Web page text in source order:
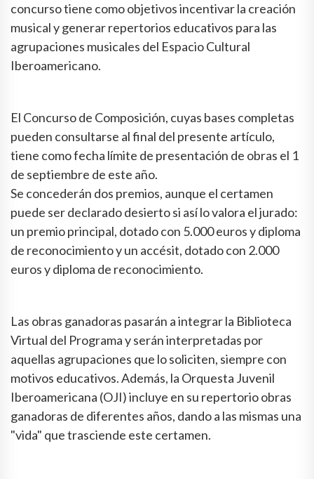
concurso tiene como objetivos incentivar la creación
musical y generar repertorios educativos para las
agrupaciones musicales del Espacio Cultural
Iberoamericano.
El Concurso de Composición, cuyas bases completas
pueden consultarse al final del presente artículo,
tiene como fecha límite de presentación de obras el 1
de septiembre de este año.
Se concederán dos premios, aunque el certamen
puede ser declarado desierto si así lo valora el jurado:
un premio principal, dotado con 5.000 euros y diploma
de reconocimiento y un accésit, dotado con 2.000
euros y diploma de reconocimiento.
Las obras ganadoras pasarán a integrar la Biblioteca
Virtual del Programa y serán interpretadas por
aquellas agrupaciones que lo soliciten, siempre con
motivos educativos. Además, la Orquesta Juvenil
Iberoamericana (OJI) incluye en su repertorio obras
ganadoras de diferentes años, dando a las mismas una
"vida" que trasciende este certamen.